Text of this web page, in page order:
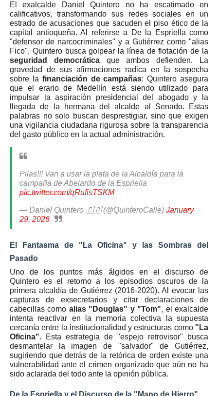
El exalcalde Daniel Quintero no ha escatimado en
calificativos, transformando sus redes sociales en un
estrado de acusaciones que sacuden el piso ético de la
capital antioqueña. Al referirse a De la Espriella como
"defensor de narcocriminales" y a Gutiérrez como "alias
Fico", Quintero busca golpear la línea de flotación de la
seguridad democráticaque ambos defienden. La
gravedad de sus afirmaciones radica en la sospecha
sobre la financiación de campañas: Quintero asegura
que el erario de Medellín está siendo utilizado para
impulsar la aspiración presidencial del abogado y la
llegada de la hermana del alcalde al Senado. Estas
palabras no solo buscan desprestigiar, sino que exigen
una vigilancia ciudadana rigurosa sobre la transparencia
del gasto público en la actual administración.
Pilas!!! Van a usar la plata de la Alcaldía para la
campaña de Abelardo de la Espriella
pic.twitter.com/qRufisTSKM
— Daniel Quintero 🇨🇴 (@QuinteroCalle) January
29, 2026
El Fantasma de "La Oficina" y las Sombras del
Pasado
Uno de los puntos más álgidos en el discurso de
Quintero es el retorno a los episodios oscuros de la
primera alcaldía de Gutiérrez (2016-2020). Al evocar las
capturas de exsecretarios y citar declaraciones de
cabecillas como alias "Douglas" y "Tom", el exalcalde
intenta reactivar en la memoria colectiva la supuesta
cercanía entre la institucionalidad y estructuras como "La
Oficina". Esta estrategia de "espejo retrovisor" busca
desmantelar la imagen de "salvador" de Gutiérrez,
sugiriendo que detrás de la retórica de orden existe una
vulnerabilidad ante el crimen organizado que aún no ha
sido aclarada del todo ante la opinión pública.